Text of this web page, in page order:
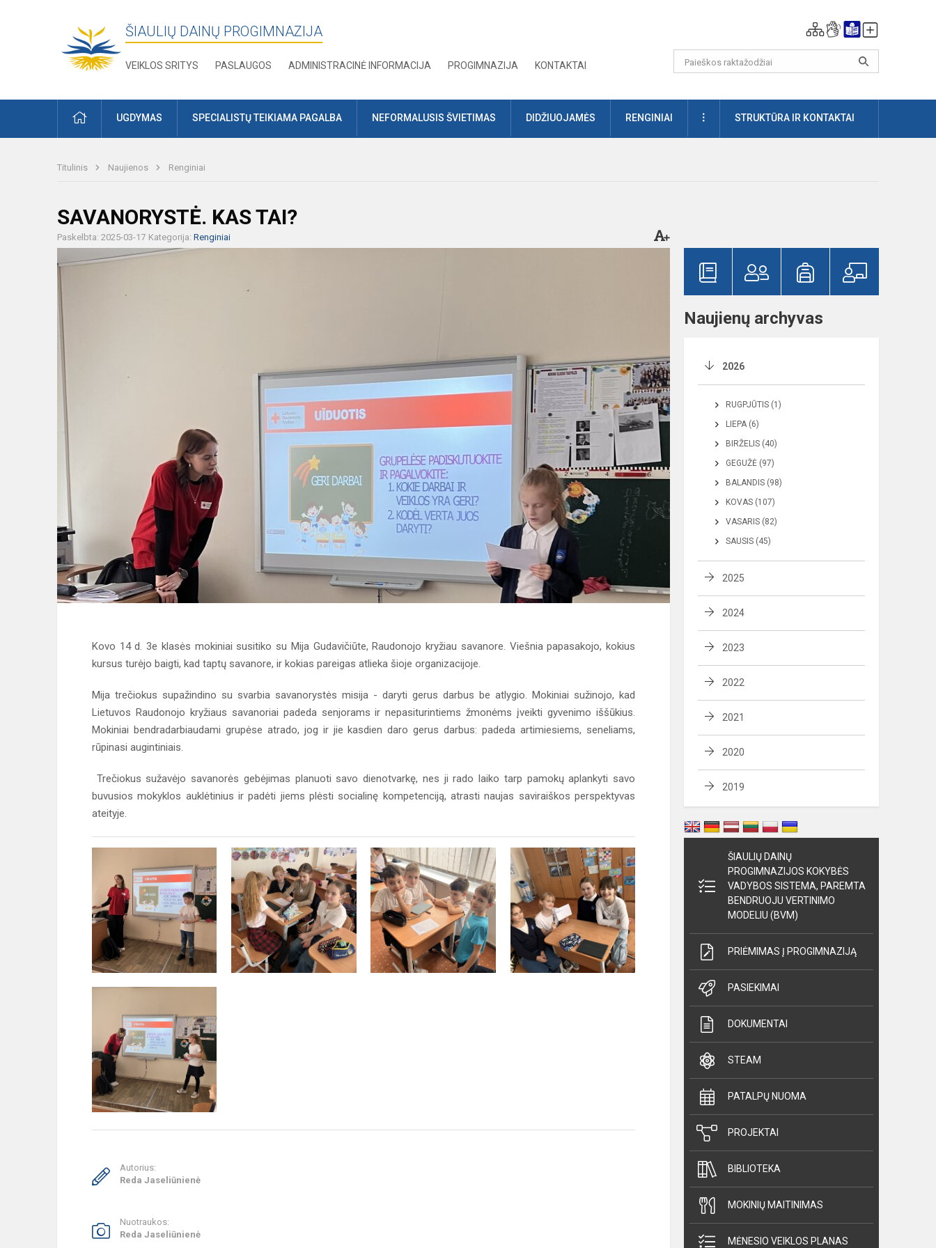
ŠIAULIŲ DAINŲ PROGIMNAZIJA
VEIKLOS SRITYS PASLAUGOS ADMINISTRACINĖ INFORMACIJA PROGIMNAZIJA KONTAKTAI
PRADŽIAUGDYMAS SPECIALISTŲ TEIKIAMA PAGALBA NEFORMALUSIS ŠVIETIMAS DIDŽIUOJAMĖS RENGINIAI DAUGIAUSTRUKTŪRA IR KONTAKTAI
Titulinis Naujienos Renginiai
SAVANORYSTĖ. KAS TAI?
Paskelbta: 2025-03-17 Kategorija: Renginiai
Kovo 14 d. 3e klasės mokiniai susitiko su Mija Gudavičiūte, Raudonojo kryžiau savanore. Viešnia papasakojo, kokius
kursus turėjo baigti, kad taptų savanore, ir kokias pareigas atlieka šioje organizacijoje.
Mija trečiokus supažindino su svarbia savanorystės misija - daryti gerus darbus be atlygio. Mokiniai sužinojo, kad
Lietuvos Raudonojo kryžiaus savanoriai padeda senjorams ir nepasiturintiems žmonėms įveikti gyvenimo iššūkius.
Mokiniai bendradarbiaudami grupėse atrado, jog ir jie kasdien daro gerus darbus: padeda artimiesiems, seneliams,
rūpinasi augintiniais.
Trečiokus sužavėjo savanorės gebėjimas planuoti savo dienotvarkę, nes ji rado laiko tarp pamokų aplankyti savo
buvusios mokyklos auklėtinius ir padėti jiems plėsti socialinę kompetenciją, atrasti naujas saviraiškos perspektyvas
ateityje.
Autorius:
Reda Jaseliūnienė
Nuotraukos:
Reda Jaseliūnienė
Naujienų archyvas
2026
RUGPJŪTIS (1)
LIEPA (6)
BIRŽELIS (40)
GEGUŽĖ (97)
BALANDIS (98)
KOVAS (107)
VASARIS (82)
SAUSIS (45)
2025
2024
2023
2022
2021
2020
2019
ŠIAULIŲ DAINŲ
PROGIMNAZIJOS KOKYBĖS
VADYBOS SISTEMA, PAREMTA
BENDRUOJU VERTINIMO
MODELIU (BVM)
PRIĖMIMAS Į PROGIMNAZIJĄ
PASIEKIMAI
DOKUMENTAI
STEAM
PATALPŲ NUOMA
PROJEKTAI
BIBLIOTEKA
MOKINIŲ MAITINIMAS
MĖNESIO VEIKLOS PLANAS